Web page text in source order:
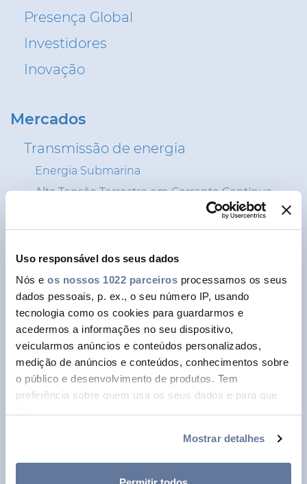
Uso responsável dos seus dados
Nós e os nossos 1022 parceiros processamos os seus
dados pessoais, p. ex., o seu número IP, usando
tecnologia como os cookies para guardarmos e
acedermos a informações no seu dispositivo,
veicularmos anúncios e conteúdos personalizados,
medição de anúncios e conteúdos, conhecimentos sobre
o público e desenvolvimento de produtos. Tem
preferência sobre quem usa os seus dados e para que
Se permitir, gostaríamos também de:
Recolher informações sobre a sua localização
geográfica as quais podem ter uma precisão de
Mostrar detalhes
CABLEAPP
PRYSMIAN CLUB
DISCOVER ENERGY
Presença Global
Investidores
Inovação
Mercados
Transmissão de energia
Energia Submarina
Alta Tensão Terrestre em Corrente Contínua
Power Grids
Distribuição de Energia
Sistemas de Monitorização de Ativos e
Eletrónica
Acessórios de Baixa e Média Tensão
Soluções Digitais
Conetividade
Fibra Ótica
Soluções de Telecomunicações
Multimédia e Redes Empresariáis
Soluções de Telecomunicação Submarina